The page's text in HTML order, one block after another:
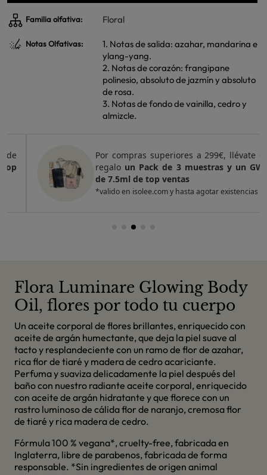
Familia olfativa: Floral
Notas Olfativas:
1. Notas de salida: azahar, mandarina e
ylang-yang.
2. Notas de corazón: frangipane
polinesio, absoluto de jazmín y absoluto
de rosa.
3. Notas de fondo de vainilla, cedro y
almizcle.
Por compras superiores a 299€, llévate de
regaloun Pack de 3 muestras y un GWP
de 7.5ml de top ventas
*valido en isolee.com y hasta agotar existencias
Flora Luminare Glowing Body
Oil, flores por todo tu cuerpo
Un aceite corporal de flores brillantes, enriquecido con
aceite de argán humectante, que deja la piel suave al
tacto y resplandeciente con un ramo de flor de azahar,
rica flor de tiaré y madera de cedro acariciante.
Perfuma y suaviza delicadamente la piel después del
baño con nuestro radiante aceite corporal, enriquecido
con aceite de argán hidratante y que florece con un
rastro luminoso de cálida flor de naranjo, cremosa flor
de tiaré y rica madera de cedro.
Fórmula 100 % vegana*, cruelty-free, fabricada en
Inglaterra, libre de parabenos, fabricada de forma
responsable. *Sin ingredientes de origen animal